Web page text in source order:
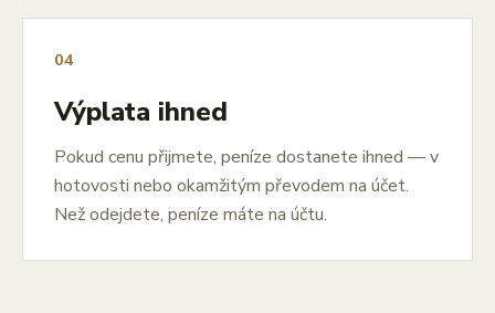
04
Výplata ihned
Pokud cenu přijmete, peníze dostanete ihned — v
hotovosti nebo okamžitým převodem na účet.
Než odejdete, peníze máte na účtu.